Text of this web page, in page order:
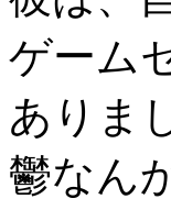
ゲーム
ありま
鬱なん